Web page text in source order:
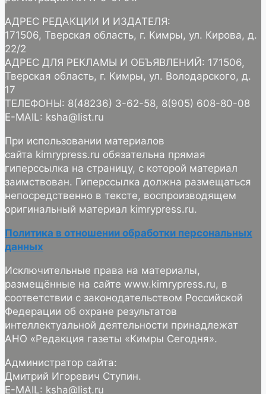
АДРЕС РЕДАКЦИИ И ИЗДАТЕЛЯ:
171506, Тверская область, г. Кимры, ул. Кирова, д.
22/2
АДРЕС ДЛЯ РЕКЛАМЫ И ОБЪЯВЛЕНИЙ: 171506,
Тверская область, г. Кимры, ул. Володарского, д.
17
ТЕЛЕФОНЫ: 8(48236) 3-62-58, 8(905) 608-80-08
E-MAIL: ksha@list.ru
При использовании материалов
сайта kimrypress.ru обязательна прямая
гиперссылка на страницу, с которой материал
заимствован. Гиперссылка должна размещаться
непосредственно в тексте, воспроизводящем
оригинальный материал kimrypress.ru.
Политика в отношении обработки персональных
данных
Исключительные права на материалы,
размещённые на сайте www.kimrypress.ru, в
соответствии с законодательством Российской
Федерации об охране результатов
интеллектуальной деятельности принадлежат
АНО «Редакция газеты «Кимры Сегодня».
Администратор сайта:
Дмитрий Игоревич Ступин.
E-MAIL: ksha@list.ru